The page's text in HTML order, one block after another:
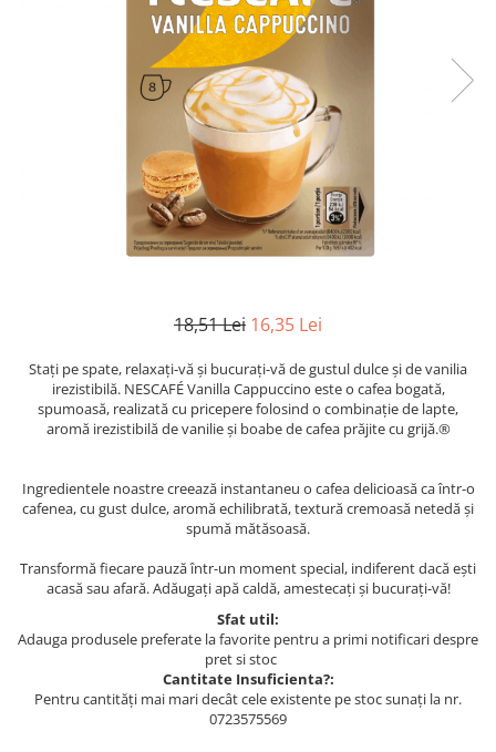
18,51 Lei 16,35 Lei
Stați pe spate, relaxați-vă și bucurați-vă de gustul dulce și de vanilia
irezistibilă. NESCAFÉ Vanilla Cappuccino este o cafea bogată,
spumoasă, realizată cu pricepere folosind o combinație de lapte,
aromă irezistibilă de vanilie și boabe de cafea prăjite cu grijă.®
Ingredientele noastre creează instantaneu o cafea delicioasă ca într-o
cafenea, cu gust dulce, aromă echilibrată, textură cremoasă netedă și
spumă mătăsoasă.
Transformă fiecare pauză într-un moment special, indiferent dacă ești
acasă sau afară. Adăugați apă caldă, amestecați și bucurați-vă!
Sfat util:
Adauga produsele preferate la favorite pentru a primi notificari despre
pret si stoc
Cantitate Insuficienta?:
Pentru cantități mai mari decât cele existente pe stoc sunați la nr.
0723575569